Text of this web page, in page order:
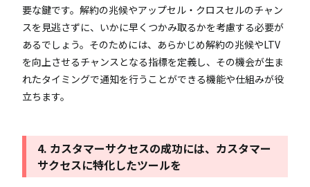
要な鍵です。解約の兆候やアップセル・クロスセルのチャン
スを見逃さずに、いかに早くつかみ取るかを考慮する必要が
あるでしょう。そのためには、あらかじめ解約の兆候やLTV
を向上させるチャンスとなる指標を定義し、その機会が生ま
れたタイミングで通知を行うことができる機能や仕組みが役
立ちます。
4. カスタマーサクセスの成功には、カスタマー
サクセスに特化したツールを